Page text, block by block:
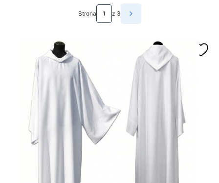
Strona z 3 Następne produkty